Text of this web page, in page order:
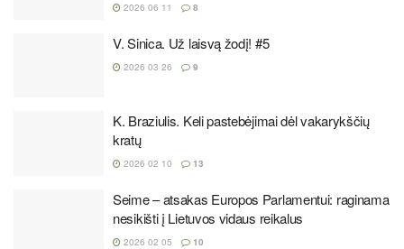
2026 06 11 8
V. Sinica. Už laisvą žodį! #5
2026 03 26 9
K. Braziulis. Keli pastebėjimai dėl vakarykščių
kratų
2026 02 10 13
Seime – atsakas Europos Parlamentui: raginama
nesikišti į Lietuvos vidaus reikalus
2026 02 05 10